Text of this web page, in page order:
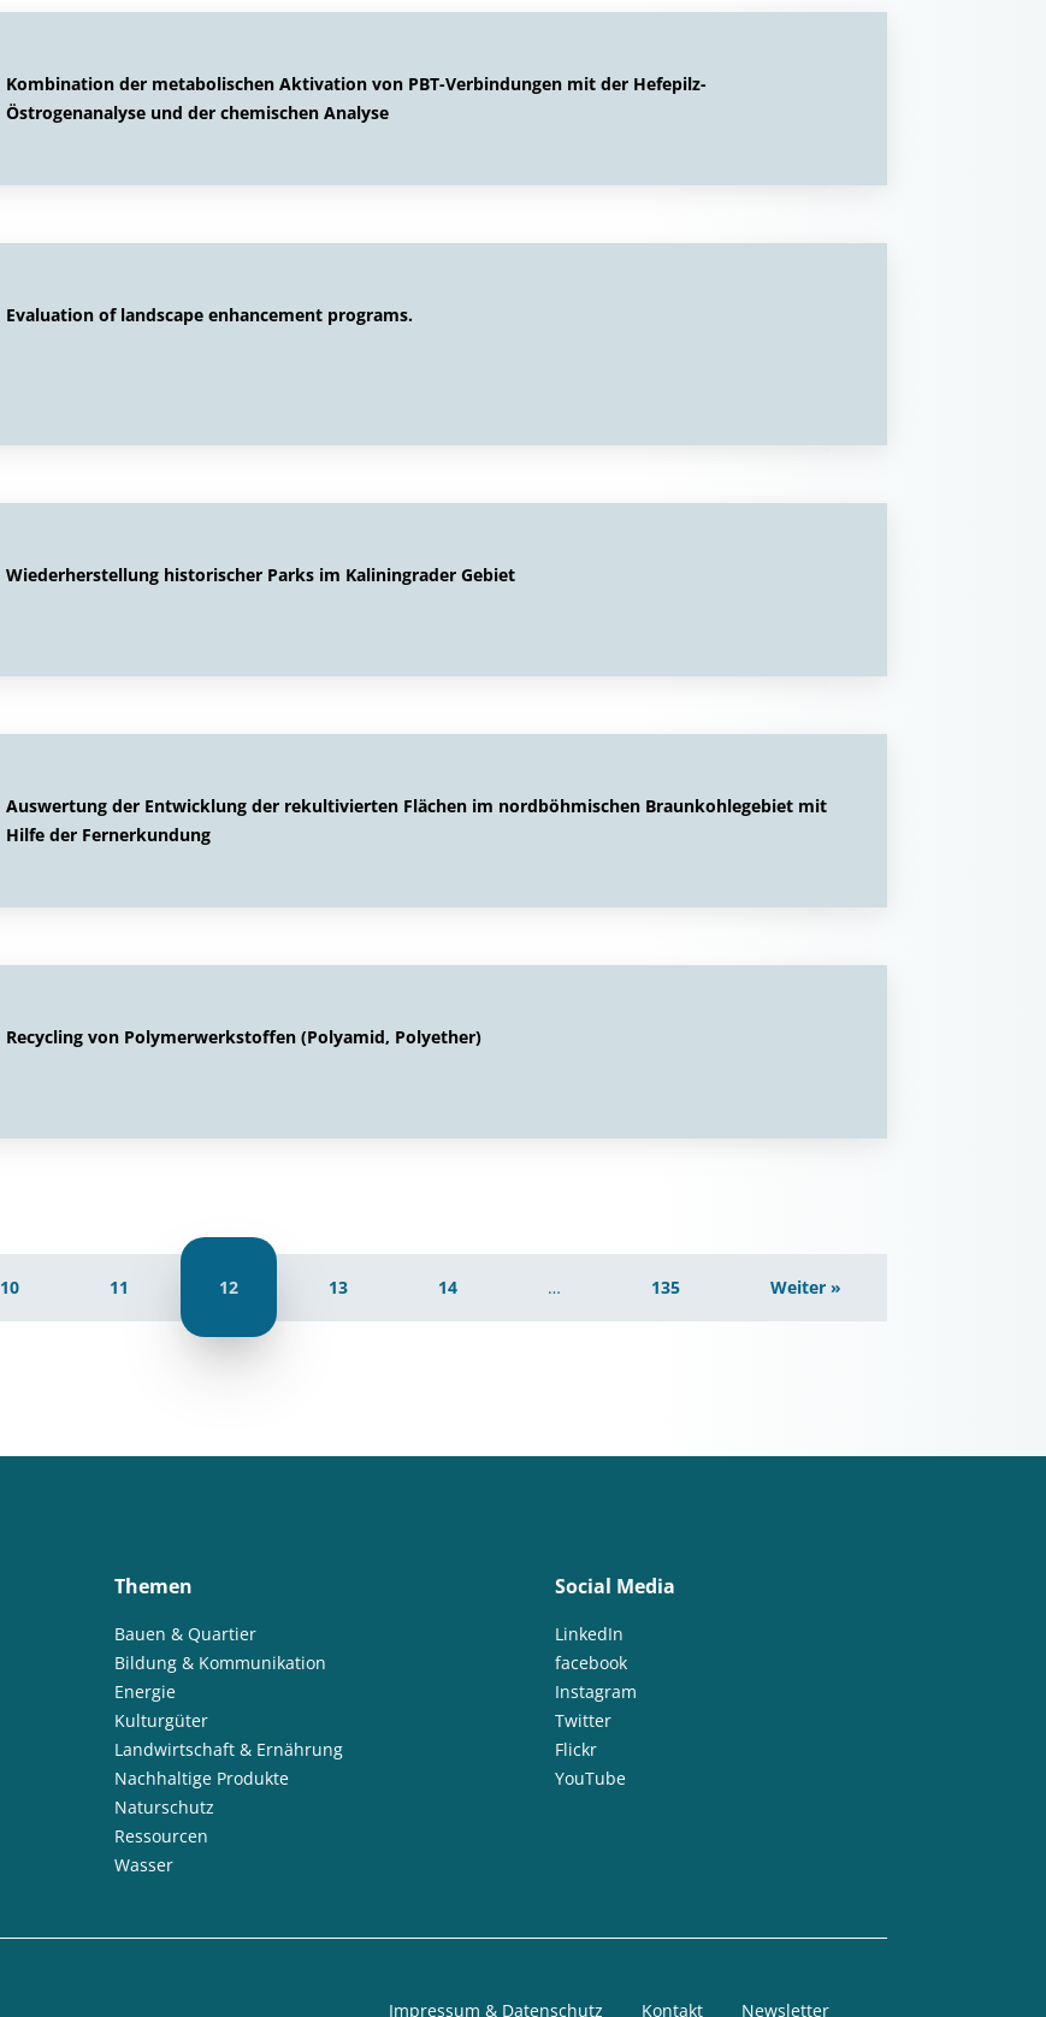
Kombination der metabolischen Aktivation von PBT-Verbindungen mit der Hefepilz-
Östrogenanalyse und der chemischen Analyse
Evaluation of landscape enhancement programs.
Wiederherstellung historischer Parks im Kaliningrader Gebiet
Auswertung der Entwicklung der rekultivierten Flächen im nordböhmischen Braunkohlegebiet mit
Hilfe der Fernerkundung
Recycling von Polymerwerkstoffen (Polyamid, Polyether)
10 11 12 13 14 … 135 Weiter »
Themen
Bauen & Quartier
Bildung & Kommunikation
Energie
Kulturgüter
Landwirtschaft & Ernährung
Nachhaltige Produkte
Naturschutz
Ressourcen
Wasser
Social Media
LinkedIn
facebook
Instagram
Twitter
Flickr
YouTube
Impressum & Datenschutz Kontakt Newsletter